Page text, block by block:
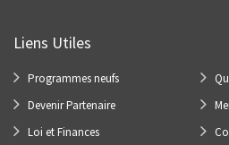
Liens Utiles
Programmes neufs
Devenir Partenaire
Loi et Finances